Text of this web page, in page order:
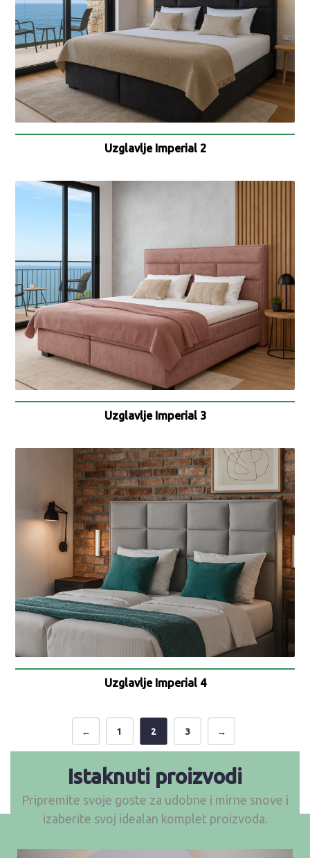
Uzglavlje Imperial 2
Uzglavlje Imperial 3
Uzglavlje Imperial 4
← 1 2 3 →
Istaknuti proizvodi
Pripremite svoje goste za udobne i mirne snove i
izaberite svoj idealan komplet proizvoda.